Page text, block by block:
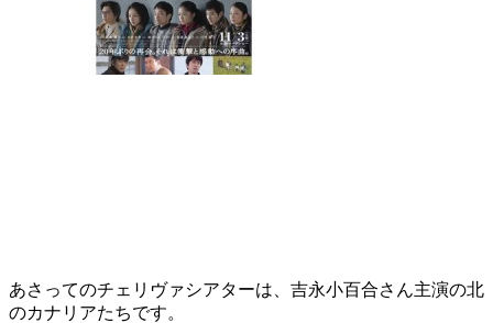
あさってのチェリヴァシアターは、吉永小百合さん主演の北
のカナリアたちです。